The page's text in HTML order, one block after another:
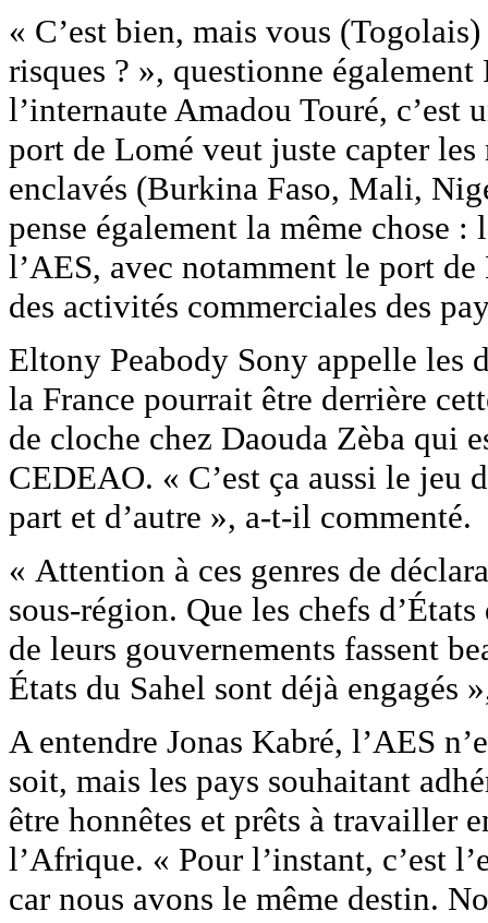
« C’est bien, mais vous
risques ? », questionne
l’internaute Amadou Touré, c’est
port de Lomé veut juste capter
enclavés (Burkina Faso, Mali,
pense également la même chose
l’AES, avec notamment le port
des activités commerciales des
Eltony Peabody Sony appelle les
la France pourrait être derrière
de cloche chez Daouda Zèba qui
CEDEAO. « C’est ça aussi le jeu
part et d’autre », a-t-il commenté.
« Attention à ces genres de
sous-région. Que les chefs
de leurs gouvernements fassent
États du Sahel sont déjà engagés
A entendre Jonas Kabré, l’AES
soit, mais les pays souhaitant
être honnêtes et prêts à travailler
l’Afrique. « Pour l’instant, c’est
car nous avons le même destin.